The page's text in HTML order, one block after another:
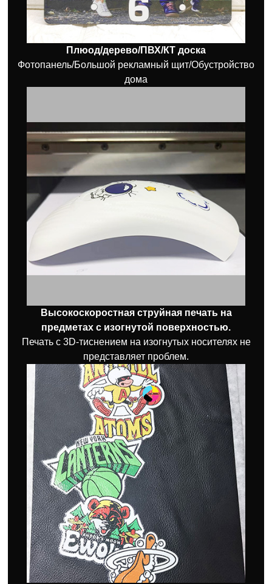
Плюод/дерево/ПВХ/КТ доска
Фотопанель/Большой рекламный щит/Обустройство
дома
Высокоскоростная струйная печать на
предметах с изогнутой поверхностью.
Печать с 3D-тиснением на изогнутых носителях не
представляет проблем.